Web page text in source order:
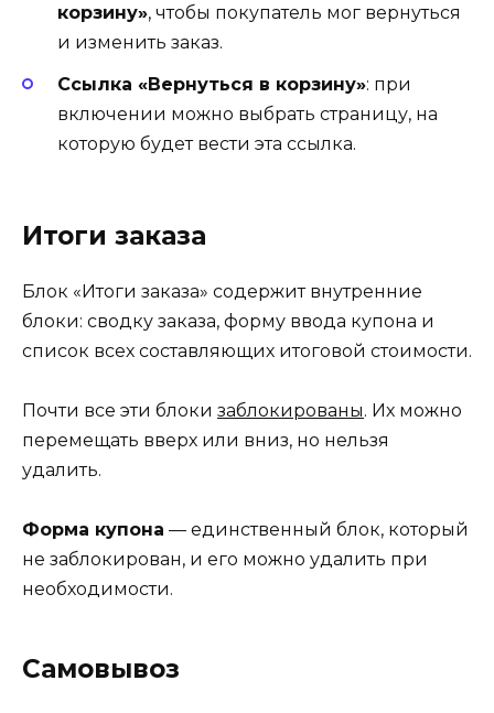
корзину», чтобы покупатель мог вернуться
и изменить заказ.
Ссылка «Вернуться в корзину»: при
включении можно выбрать страницу, на
которую будет вести эта ссылка.
Итоги заказа
Блок «Итоги заказа» содержит внутренние
блоки: сводку заказа, форму ввода купона и
список всех составляющих итоговой стоимости.
Почти все эти блоки заблокированы. Их можно
перемещать вверх или вниз, но нельзя
удалить.
Форма купона — единственный блок, который
не заблокирован, и его можно удалить при
необходимости.
Самовывоз